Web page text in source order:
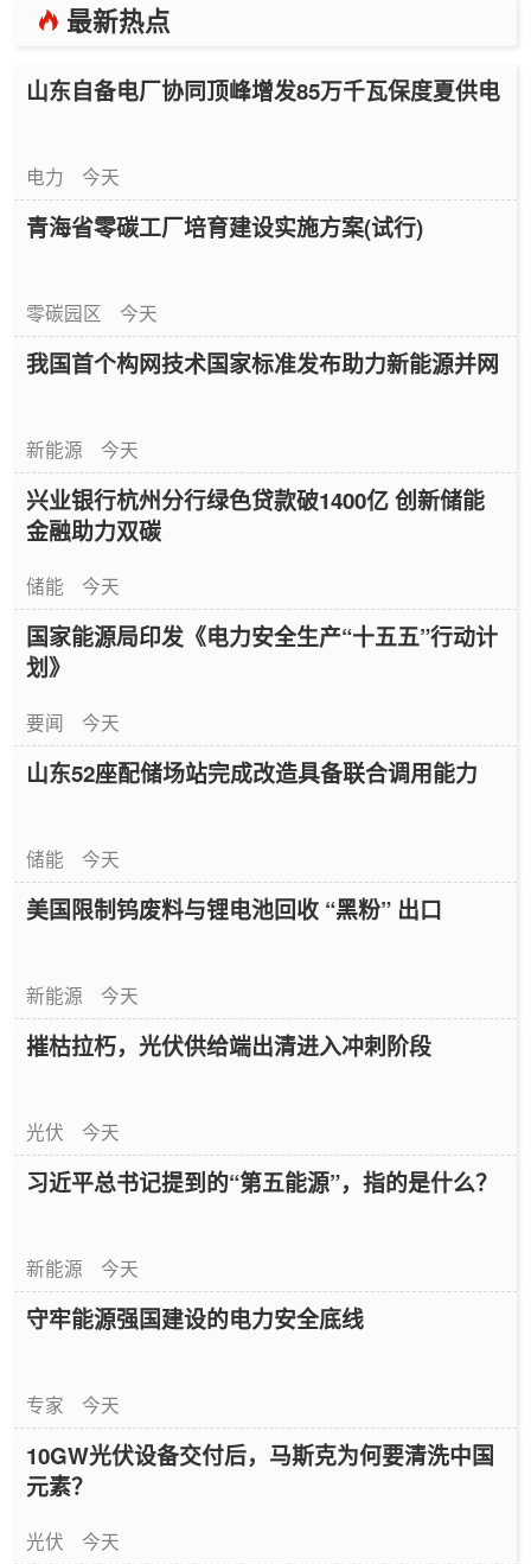
最新热点
山东自备电厂协同顶峰增发85万千瓦保度夏供电
电力 今天
青海省零碳工厂培育建设实施方案(试行)
零碳园区 今天
我国首个构网技术国家标准发布助力新能源并网
新能源 今天
兴业银行杭州分行绿色贷款破1400亿 创新储能
金融助力双碳
储能 今天
国家能源局印发《电力安全生产“十五五”行动计
划》
要闻 今天
山东52座配储场站完成改造具备联合调用能力
储能 今天
美国限制钨废料与锂电池回收 “黑粉” 出口
新能源 今天
摧枯拉朽，光伏供给端出清进入冲刺阶段
光伏 今天
习近平总书记提到的“第五能源”，指的是什么？
新能源 今天
守牢能源强国建设的电力安全底线
专家 今天
10GW光伏设备交付后，马斯克为何要清洗中国
元素？
光伏 今天